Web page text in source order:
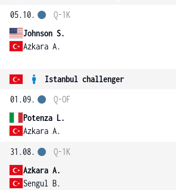
05.10.
Johnson S.
Azkara A.
Q-1K
Istanbul challenger
01.09.
Potenza L.
Azkara A.
Q-OF
31.08.
Azkara A.
Sengul B.
Q-1K